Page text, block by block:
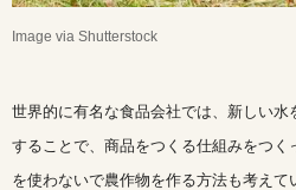
Image via Shutterstock
世界的に有名な食品会社では、新しい水
することで、商品をつくる仕組みをつく
を使わないで農作物を作る方法も考えて